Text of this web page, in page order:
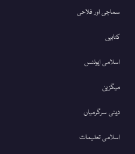
سماجی اور فلاحی
کتابیں
اسلامی ایونٹس
میگزین
دینی سرگرمیاں
اسلامی تعلیمات